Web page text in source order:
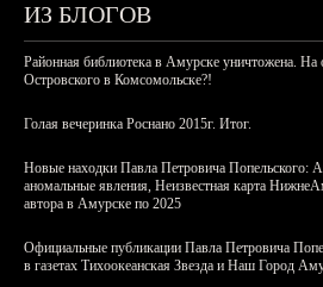
ИЗ БЛОГОВ
Районная библиотека в Амурске уничтожена. На
Островского в Комсомольске?!
Голая вечеринка Роснано 2015г. Итог.
Новые находки Павла Петровича Попельского:
аномальные явления, Неизвестная карта
автора в Амурске по 2025
Официальные публикации Павла Петровича
в газетах Тихоокеанская Звезда и Наш Город